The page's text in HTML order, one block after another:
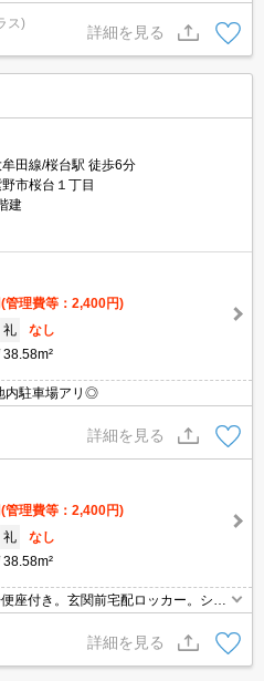
シューズボックスなどが備え付けら
収納に重宝します。知らない人が来
認できるTVインターホンが付いてお
静な住宅地にあります。
ス)
詳細を見る
田線/桜台駅 徒歩6分
市桜台１丁目
建
(管理費等：2,400円)
礼
なし
38.58m²
内駐車場アリ◎
詳細を見る
(管理費等：2,400円)
礼
なし
38.58m²
座付き。玄関前宅配ロッカー。シャ
レ別。
詳細を見る